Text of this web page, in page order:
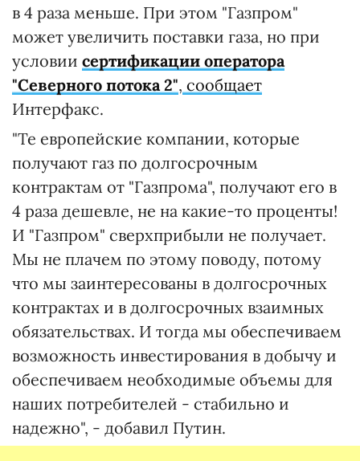
в 4 раза меньше. При этом "Газпром"
может увеличить поставки газа, но при
условии сертификации оператора
"Северного потока 2", сообщает
Интерфакс.
"Те европейские компании, которые
получают газ по долгосрочным
контрактам от "Газпрома", получают его в
4 раза дешевле, не на какие-то проценты!
И "Газпром" сверхприбыли не получает.
Мы не плачем по этому поводу, потому
что мы заинтересованы в долгосрочных
контрактах и в долгосрочных взаимных
обязательствах. И тогда мы обеспечиваем
возможность инвестирования в добычу и
обеспечиваем необходимые объемы для
наших потребителей - стабильно и
надежно", - добавил Путин.